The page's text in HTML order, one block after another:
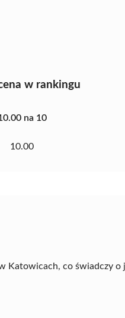
w rankingu
na 10
10.00
Katowicach, co świadczy o